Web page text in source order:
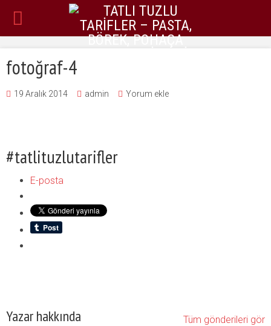
fotoğraf-4
19 Aralık 2014 admin Yorum ekle
#tatlituzlutarifler
E-posta
Yazar hakkında Tüm gönderileri gör